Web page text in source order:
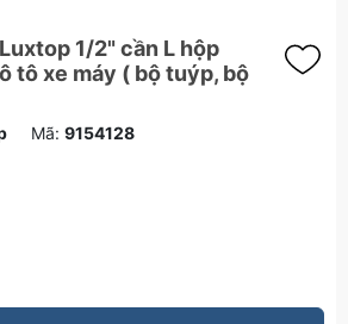
1/2" cần L hộp
tô xe máy ( bộ tuýp, bộ
Mã: 9154128